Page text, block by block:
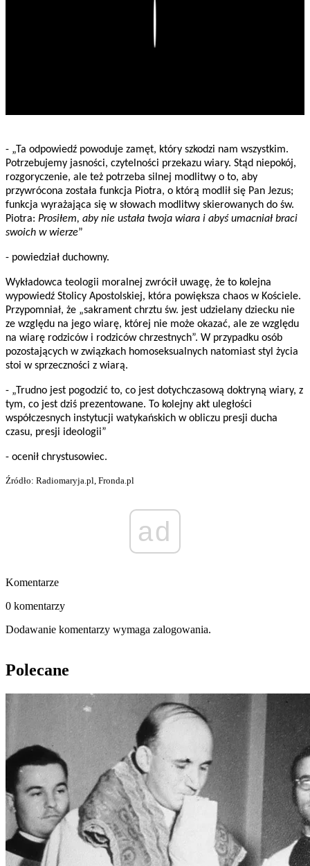
- „Ta odpowiedź powoduje zamęt, który szkodzi nam wszystkim.
Potrzebujemy jasności, czytelności przekazu wiary. Stąd niepokój,
rozgoryczenie, ale też potrzeba silnej modlitwy o to, aby
przywrócona została funkcja Piotra, o którą modlił się Pan Jezus;
funkcja wyrażająca się w słowach modlitwy skierowanych do św.
Piotra: Prosiłem, aby nie ustała twoja wiara i abyś umacniał braci
swoich w wierze”
- powiedział duchowny.
Wykładowca teologii moralnej zwrócił uwagę, że to kolejna
wypowiedź Stolicy Apostolskiej, która powiększa chaos w Kościele.
Przypomniał, że „sakrament chrztu św. jest udzielany dziecku nie
ze względu na jego wiarę, której nie może okazać, ale ze względu
na wiarę rodziców i rodziców chrzestnych”. W przypadku osób
pozostających w związkach homoseksualnych natomiast styl życia
stoi w sprzeczności z wiarą.
- „Trudno jest pogodzić to, co jest dotychczasową doktryną wiary, z
tym, co jest dziś prezentowane. To kolejny akt uległości
współczesnych instytucji watykańskich w obliczu presji ducha
czasu, presji ideologii”
- ocenił chrystusowiec.
Źródło: Radiomaryja.pl, Fronda.pl
ad
Komentarze
0 komentarzy
Dodawanie komentarzy wymaga zalogowania.
Polecane